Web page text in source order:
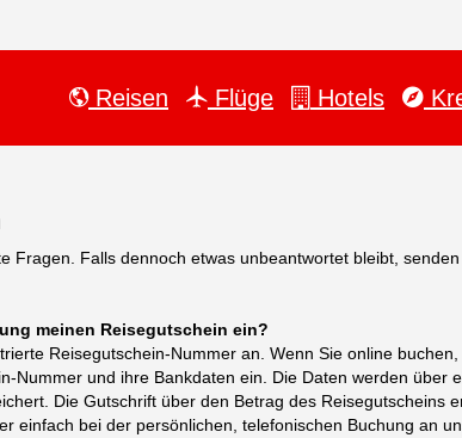
Reisen Flüge Hotels
Fragen. Falls dennoch etwas unbeantwortet bleibt,
meinen Reisegutschein ein?
Reisegutschein-Nummer an. Wenn Sie online
Nummer und ihre Bankdaten ein. Die Daten werden
Die Gutschrift über den Betrag des Reisegutscheins
einfach bei der persönlichen, telefonischen Buchung an